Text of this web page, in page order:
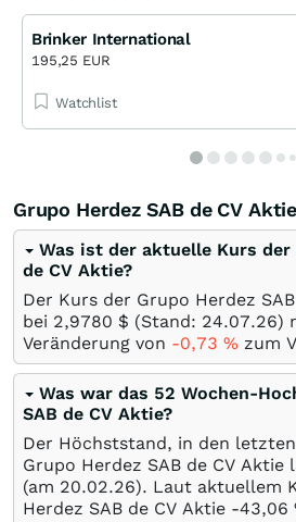
Brinker International
195,25 EUR
Watchlist
Grupo Herdez SAB de CV
Was ist der aktuelle Kurs der
de CV Aktie?
Der Kurs der Grupo Herdez
bei 2,9780 $ (Stand: 24.07.26)
Veränderung von -0,73 % zum
Was war das 52 Wochen-
SAB de CV Aktie?
Der Höchststand, in den
Grupo Herdez SAB de CV Aktie
(am 20.02.26). Laut aktuellem
Herdez SAB de CV Aktie -43,06